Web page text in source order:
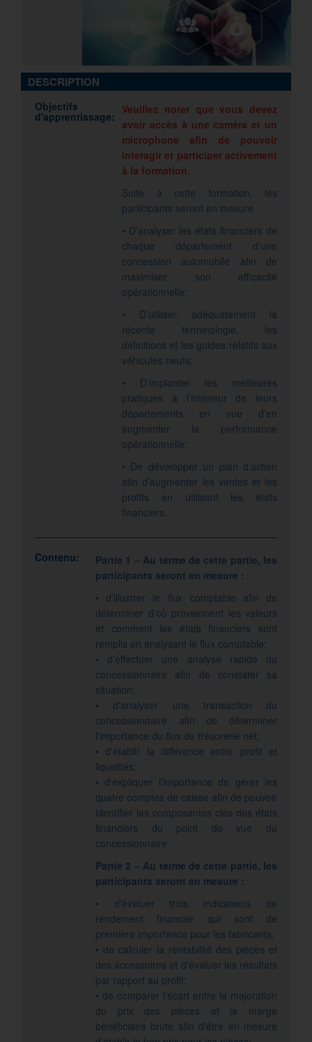
DESCRIPTION
Objectifs
d'apprentissage:
Veuillez noter que vous devez
avoir accès à une caméra et un
microphone afin de pouvoir
interagir et participer activement
à la formation.
Suite à cette formation, les
participants seront en mesure :
• D’analyser les états financiers de
chaque département d’une
concession automobile afin de
maximiser son efficacité
opérationnelle;
• D’utiliser adéquatement la
récente terminologie, les
définitions et les guides relatifs aux
véhicules neufs;
• D’implanter les meilleures
pratiques à l’intérieur de leurs
départements en vue d’en
augmenter la performance
opérationnelle;
• De développer un plan d’action
afin d’augmenter les ventes et les
profits en utilisant les états
financiers.
Contenu:
Partie 1 – Au terme de cette partie, les
participants seront en mesure :
• d’illustrer le flux comptable afin de
déterminer d'où proviennent les valeurs
et comment les états financiers sont
remplis en analysant le flux comptable;
• d'effectuer une analyse rapide du
concessionnaire afin de constater sa
situation;
• d'analyser une transaction du
concessionnaire afin de déterminer
l'importance du flux de trésorerie net;
• d'établir la différence entre profit et
liquidités;
• d'expliquer l'importance de gérer les
quatre comptes de caisse afin de pouvoir
identifier les composantes clés des états
financiers du point de vue du
concessionnaire.
Partie 2 – Au terme de cette partie, les
participants seront en mesure :
• d'évaluer trois indicateurs de
rendement financier qui sont de
première importance pour les fabricants;
• de calculer la rentabilité des pièces et
des accessoires et d'évaluer les résultats
par rapport au profil;
• de comparer l'écart entre la majoration
du prix des pièces et la marge
bénéficiaire brute afin d'être en mesure